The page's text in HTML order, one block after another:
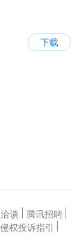
下载
谈 腾讯招聘
侵权投诉指引